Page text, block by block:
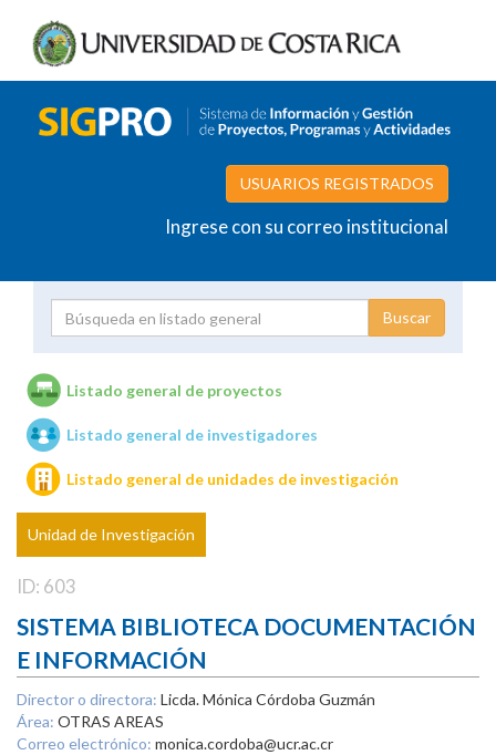
USUARIOS REGISTRADOS
Ingrese con su correo institucional
Unidades de investigación
Listado general de proyectos
Listado general de investigadores
Listado general de unidades de investigación
Unidad de Investigación
ID: 603
SISTEMA BIBLIOTECA DOCUMENTACIÓN
E INFORMACIÓN
Director o directora: Licda. Mónica Córdoba Guzmán
Área: OTRAS AREAS
Correo electrónico: monica.cordoba@ucr.ac.cr